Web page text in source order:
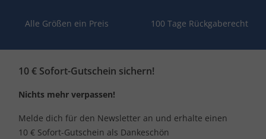
Alle Größen ein Preis 100 Tage Rückgaberecht
10 € Sofort-Gutschein sichern!
Nichts mehr verpassen!
Melde dich für den Newsletter an und erhalte einen
10 € Sofort-Gutschein als Dankeschön